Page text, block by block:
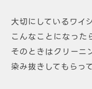
大切にしているワイ
こんなことになった
そのときはクリーニ
染み抜きしてもらっ